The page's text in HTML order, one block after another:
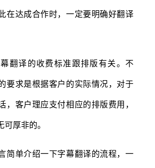
在达成合作时，一定要明确好翻译
译的收费标准跟排版有关。不
要求是根据客户的实际情况，对于
，客户理应支付相应的排版费用，
厚非的。
单介绍一下字幕翻译的流程，一